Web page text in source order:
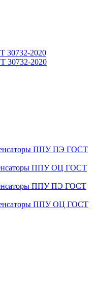
30732-2020
30732-2020
ППУ ПЭ ГОСТ
ППУ ОЦ ГОСТ
ППУ ПЭ ГОСТ
ППУ ОЦ ГОСТ